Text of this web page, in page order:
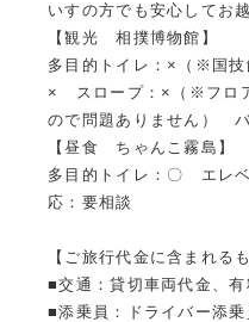
いすの方でも安心してお
【観光 相撲博物館】
多目的トイレ：×（※国
× スロープ：×（※フロ
ので問題ありません）
【昼食 ちゃんこ霧島】
多目的トイレ：〇 エレ
応：要相談
【ご旅行代金に含まれるも
■交通：貸切車両代金、
■添乗員：ドライバー添乗